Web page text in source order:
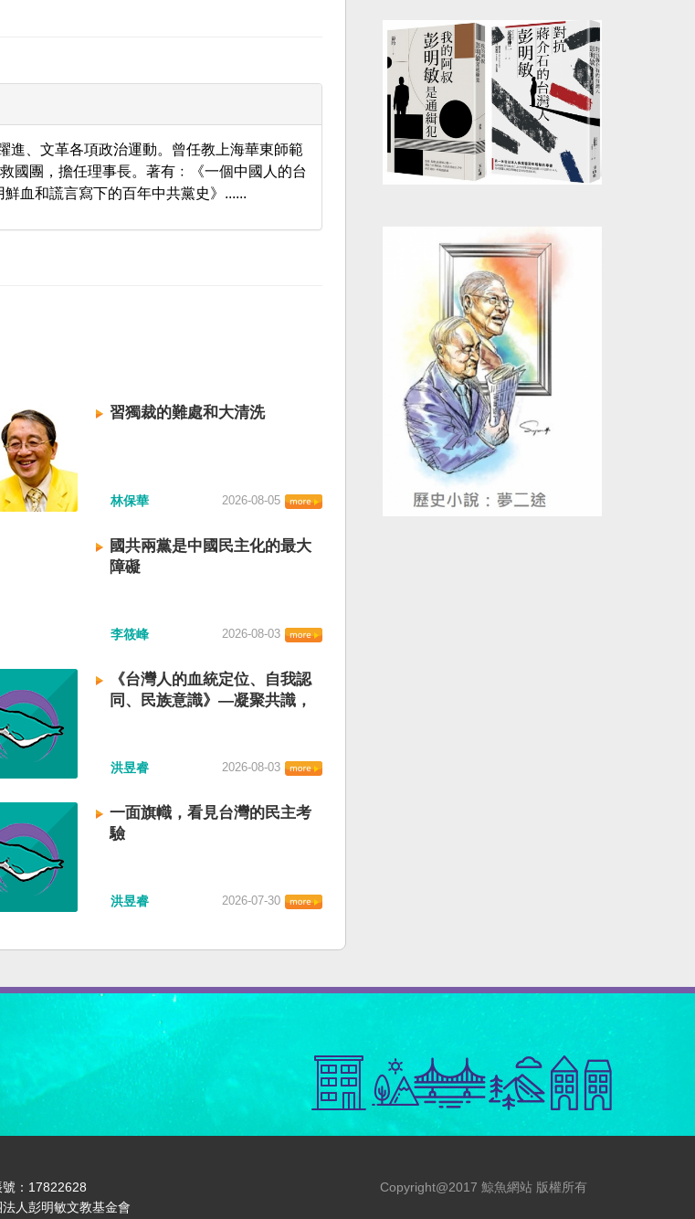
進、文革各項政治運動。曾任教上海華東師範
國團，擔任理事長。著有﹕《一個中國人的台
血和謊言寫下的百年中共黨史》......
習獨裁的難處和大清洗
林保華 2026-08-05
國共兩黨是中國民主化的最大
障礙
李筱峰 2026-08-03
《台灣人的血統定位、自我認
同、民族意識》—凝聚共識，
洪昱睿 2026-08-03
一面旗幟，看見台灣的民主考
驗
洪昱睿 2026-07-30
：17822628
法人彭明敏文教基金會
Copyright@2017 鯨魚網站 版權所有